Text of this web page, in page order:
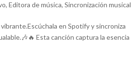
,Editora de música,Sincronización musical
en Spotify y sincroniza
Esta canción captura la esencia